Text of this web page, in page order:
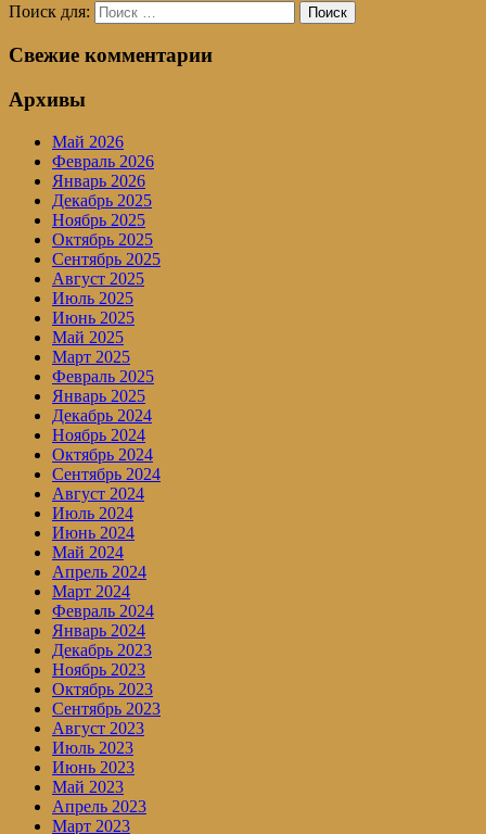
Поиск для: Поиск
Свежие комментарии
Архивы
Май 2026
Февраль 2026
Январь 2026
Декабрь 2025
Ноябрь 2025
Октябрь 2025
Сентябрь 2025
Август 2025
Июль 2025
Июнь 2025
Май 2025
Март 2025
Февраль 2025
Январь 2025
Декабрь 2024
Ноябрь 2024
Октябрь 2024
Сентябрь 2024
Август 2024
Июль 2024
Июнь 2024
Май 2024
Апрель 2024
Март 2024
Февраль 2024
Январь 2024
Декабрь 2023
Ноябрь 2023
Октябрь 2023
Сентябрь 2023
Август 2023
Июль 2023
Июнь 2023
Май 2023
Апрель 2023
Март 2023